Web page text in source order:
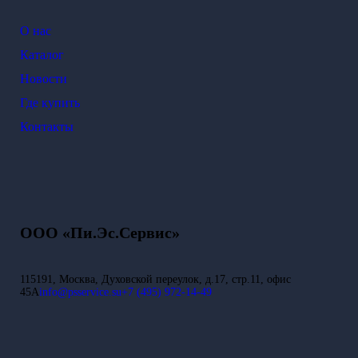
О нас
Каталог
Новости
Где купить
Контакты
ООО «Пи.Эс.Сервис»
115191, Москва, Духовской переулок, д.17, стр.11, офис
45Аinfo@psservice.su+7 (495) 972-14-49